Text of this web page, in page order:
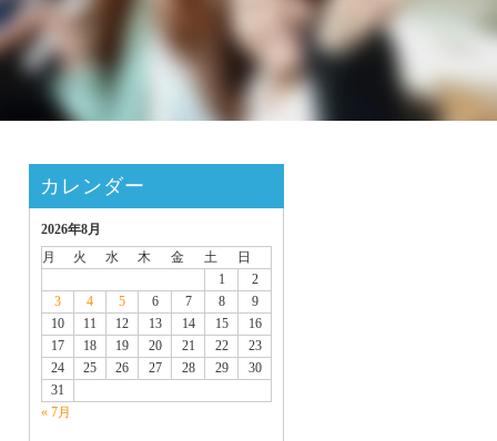
カレンダー
2026年8月
月
火 水 木 金 土
日
1
2
3
4 5 6 7 8
9
10
11 12 13 14 15
16
17
18 19 20 21 22
23
24
25 26 27 28 29
30
31
« 7月